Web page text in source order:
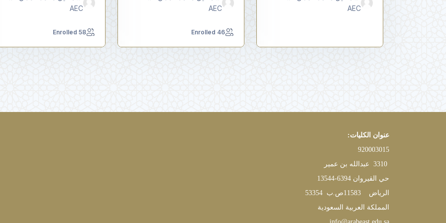
AEC
AEC
46 Enrolled
AEC
58 Enrolled
عنوان الكليات:
920003015
3310 عبدالله بن عمير
حي القيروان 13544-6394
الرياض
11583ص.ب 53354
المملكة العربية السعودية